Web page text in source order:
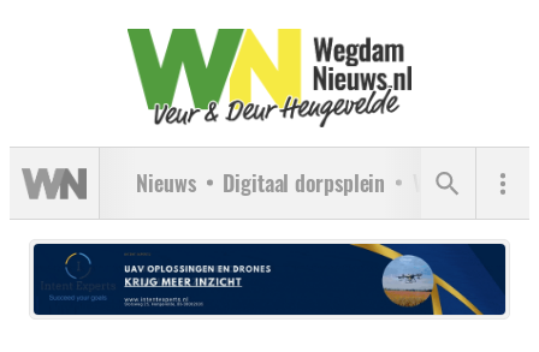
Nieuws Digitaal dorpsplein Verenigingen